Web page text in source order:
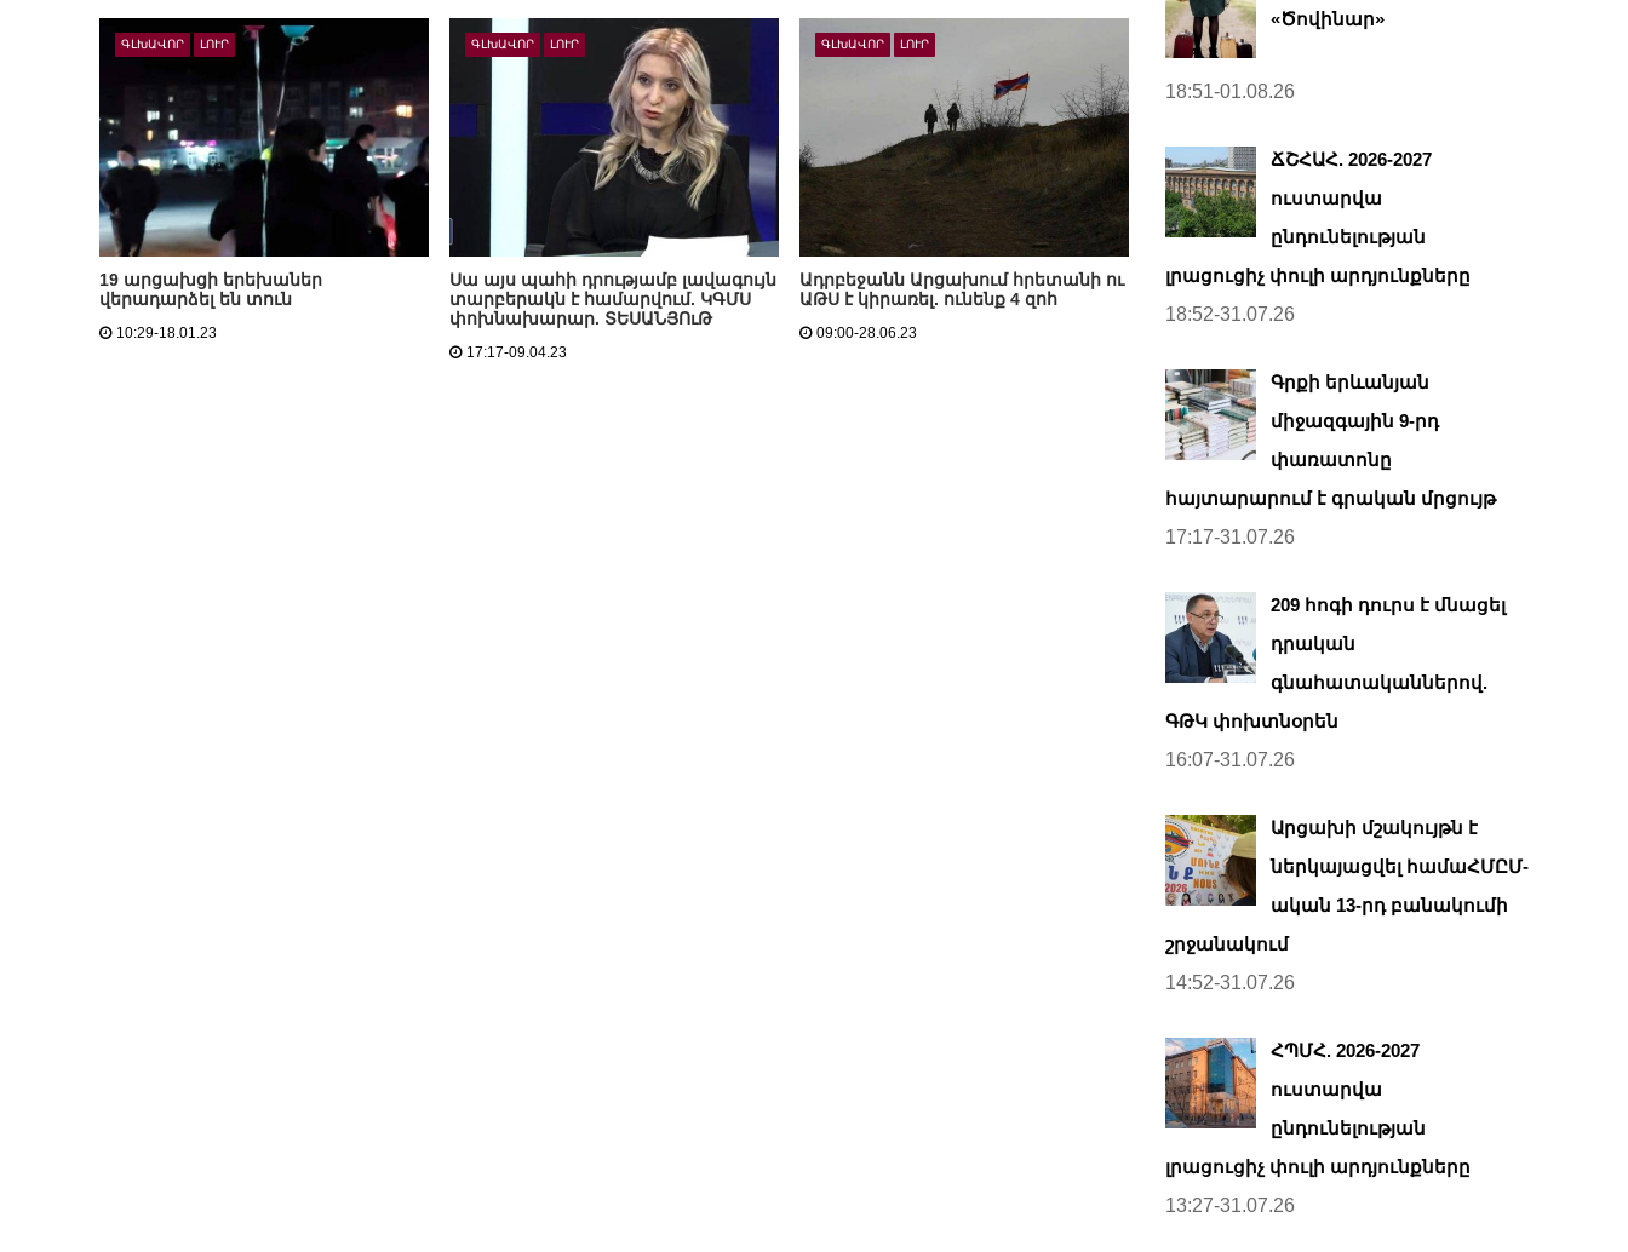
ԳԼԽԱՎՈՐ ԼՈՒՐ
19 արցախցի երեխաներ
վերադարձել են տուն
10:29-18.01.23
ԳԼԽԱՎՈՐ ԼՈՒՐ
Սա այս պահի դրությամբ լավագույն
տարբերակն է համարվում. ԿԳՄՍ
փոխնախարար. ՏԵՍԱՆՅՈւԹ
17:17-09.04.23
ԳԼԽԱՎՈՐ ԼՈՒՐ
Ադրբեջանն Արցախում հրետանի ու
ԱԹՍ է կիրառել. ունենք 4 զոհ
09:00-28.06.23
«Ծովինար»
18:51-01.08.26
ՃՇՀԱՀ. 2026-2027
ուստարվա
ընդունելության
լրացուցիչ փուլի արդյունքները
18:52-31.07.26
Գրքի երևանյան
միջազգային 9-րդ
փառատոնը
հայտարարում է գրական մրցույթ
17:17-31.07.26
209 հոգի դուրս է մնացել
դրական
գնահատականներով.
ԳԹԿ փոխտնօրեն
16:07-31.07.26
Արցախի մշակույթն է
ներկայացվել համաՀՄԸՄ-
ական 13-րդ բանակումի
շրջանակում
14:52-31.07.26
ՀՊՄՀ. 2026-2027
ուստարվա
ընդունելության
լրացուցիչ փուլի արդյունքները
13:27-31.07.26